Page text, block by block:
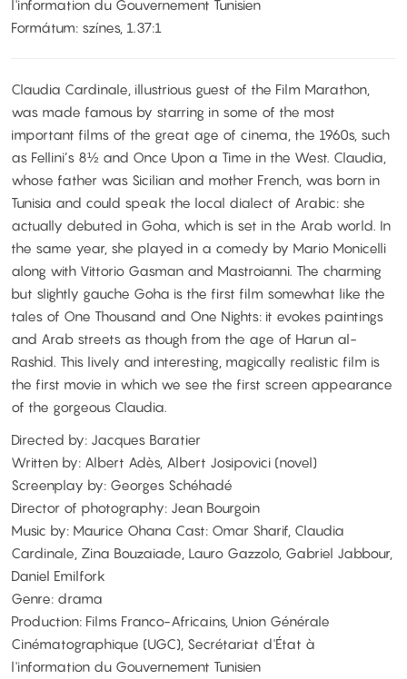
l'information du Gouvernement Tunisien
Formátum: színes, 1.37:1
Claudia Cardinale, illustrious guest of the Film Marathon,
was made famous by starring in some of the most
important films of the great age of cinema, the 1960s, such
as Fellini’s 8½ and Once Upon a Time in the West. Claudia,
whose father was Sicilian and mother French, was born in
Tunisia and could speak the local dialect of Arabic: she
actually debuted in Goha, which is set in the Arab world. In
the same year, she played in a comedy by Mario Monicelli
along with Vittorio Gasman and Mastroianni. The charming
but slightly gauche Goha is the first film somewhat like the
tales of One Thousand and One Nights: it evokes paintings
and Arab streets as though from the age of Harun al-
Rashid. This lively and interesting, magically realistic film is
the first movie in which we see the first screen appearance
of the gorgeous Claudia.
Directed by: Jacques Baratier
Written by: Albert Adès, Albert Josipovici (novel)
Screenplay by: Georges Schéhadé
Director of photography: Jean Bourgoin
Music by: Maurice Ohana Cast: Omar Sharif, Claudia
Cardinale, Zina Bouzaiade, Lauro Gazzolo, Gabriel Jabbour,
Daniel Emilfork
Genre: drama
Production: Films Franco-Africains, Union Générale
Cinématographique (UGC), Secrétariat d'État à
l'information du Gouvernement Tunisien